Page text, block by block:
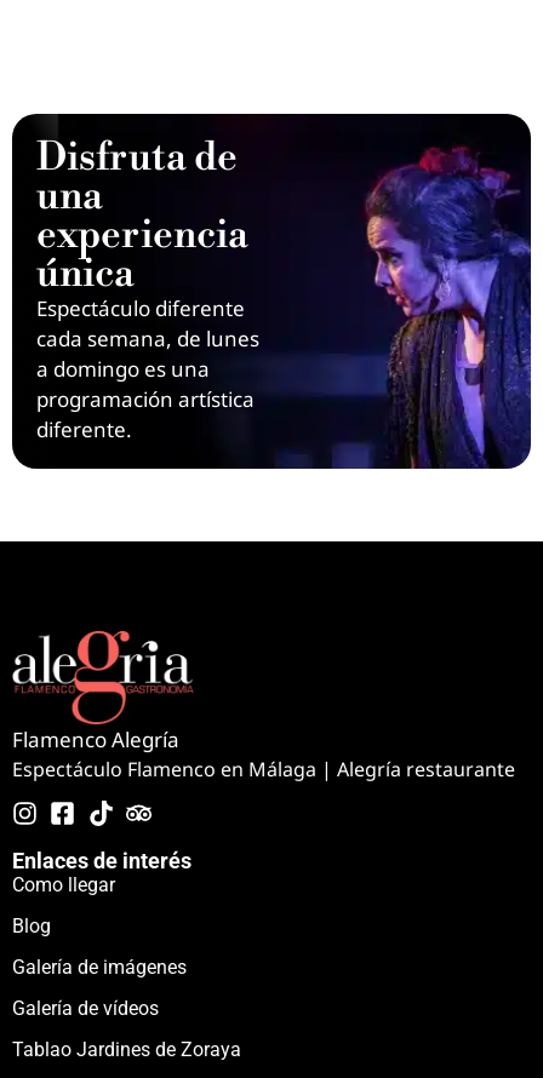
Disfruta de
una
experiencia
única
Espectáculo diferente
cada semana, de lunes
a domingo es una
programación artística
diferente.
Flamenco Alegría
Espectáculo Flamenco en Málaga | Alegría restaurante
Enlaces de interés
Como llegar
Blog
Galería de imágenes
Galería de vídeos
Tablao Jardines de Zoraya